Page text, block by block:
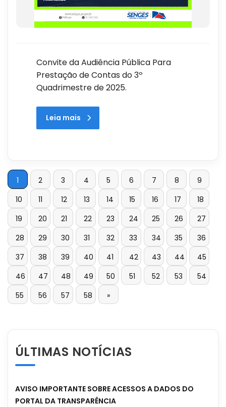
Convite da Audiência Pública Para
Prestação de Contas do 3º
Quadrimestre de 2025.
Leia mais
1 2 3 4 5 6 7 8
9
10
11 12 13 14 15 16 17
18
19
20 21 22 23 24 25 26
27
28
29 30 31 32 33 34 35
36
37
38 39 40 41 42 43 44
45
46
47 48 49 50 51 52 53
54
55
56 57 58 »
ÚLTIMAS NOTÍCIAS
AVISO IMPORTANTE SOBRE ACESSOS A DADOS DO
PORTAL DA TRANSPARÊNCIA